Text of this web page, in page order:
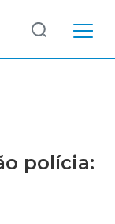
polícia: